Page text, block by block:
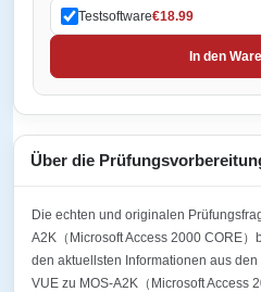
Testsoftware€18.99
In den
Über die
Die echten und originalen
A2K（Microsoft Access 2000 CORE
den aktuellsten Informationen aus
VUE zu MOS-A2K（Microsoft Access